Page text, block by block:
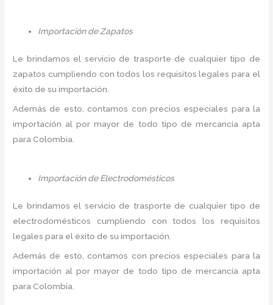
Importación de Zapatos
Le brindamos el servicio de trasporte de cualquier tipo de
zapatos cumpliendo con todos los requisitos legales para el
éxito de su importación.
Además de esto, contamos con precios especiales para la
importación al por mayor de todo tipo de mercancía apta
para Colombia.
Importación de Electrodomésticos
Le brindamos el servicio de trasporte de cualquier tipo de
electrodomésticos cumpliendo con todos los requisitos
legales para el éxito de su importación.
Además de esto, contamos con precios especiales para la
importación al por mayor de todo tipo de mercancía apta
para Colombia.